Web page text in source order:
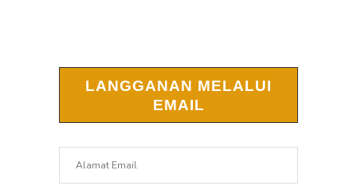
LANGGANAN MELALUI
EMAIL